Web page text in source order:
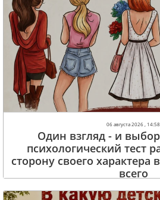
06 августа 2026 , 14:58
Один взгляд - и
психологический тест
сторону своего
всего